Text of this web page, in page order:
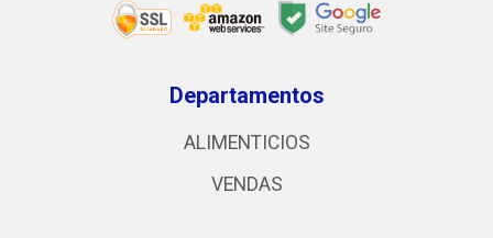
Departamentos
ALIMENTICIOS
VENDAS